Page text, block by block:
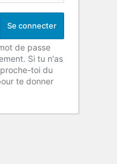
de passe
Si tu n'as
toi du
te donner